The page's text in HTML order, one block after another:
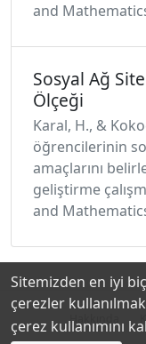
and
Sosyal Ağ
Ölçeği
Karal, H., &
öğrencilerinin
amaçlarını
geliştirme
and
Hakkında
Sitemizden en iyi
çerezler
çerez kullanımını